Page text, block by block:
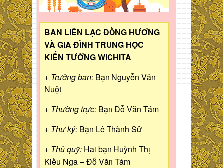
BAN LIÊN LẠC ĐỒNG HƯƠNG
VÀ GIA ĐÌNH TRUNG HỌC
KIẾN TƯỜNG WICHITA
+ Trưởng ban: Bạn Nguyễn Văn
Nuột
+ Thường trực: Bạn Đỗ Văn Tám
+ Thư ký: Bạn Lê Thành Sử
+ Thủ quỹ: Hai bạn Huỳnh Thị
Kiều Nga – Đỗ Văn Tám